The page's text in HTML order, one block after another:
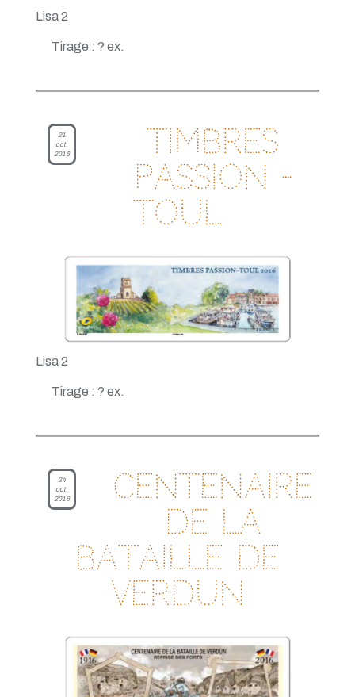
Lisa 2
Tirage : ? ex.
21
oct.
2016
Timbres
Passion -
Toul
Lisa 2
Tirage : ? ex.
24
oct.
2016
Centenaire
de la
bataille de
Verdun